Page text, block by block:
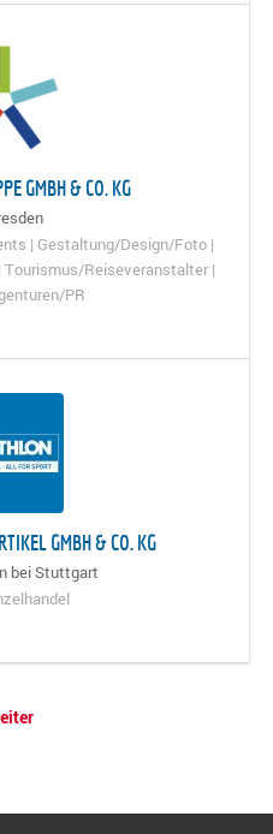
GMBH & CO. KG
| Gestaltung/Design/Foto |
Reiseveranstalter |
PR
GMBH & CO. KG
bei Stuttgart